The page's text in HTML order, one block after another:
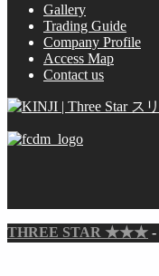
Gallery
Trading Guide
Company Profile
Access Map
Contact us
THREE STAR ★★★ -